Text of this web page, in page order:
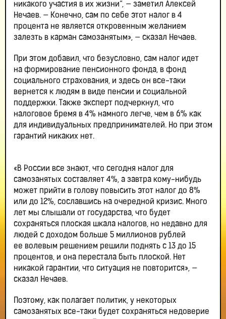
никакого участия в их жизни“, — заметил Алексей
Нечаев. — Конечно, сам по себе этот налог в 4
процента не является откровенным желанием
залезть в карман самозанятым», — сказал Нечаев.
При этом добавил, что безусловно, сам налог идет
на формирование пенсионного фонда, в фонд
социального страхования, и здесь он все-таки
вернется к людям в виде пенсии и социальной
поддержки. Также эксперт подчеркнул, что
налоговое бремя в 4% намного легче, чем в 6% как
для индивидуальных предпринимателей. Но при этом
гарантий никаких нет.
«В России все знают, что сегодня налог для
самозанятых составляет 4%, а завтра кому-нибудь
может прийти в голову повысить этот налог до 8%
или до 12%, сославшись на очередной кризис. Много
лет мы слышали от государства, что будет
сохраняться плоская шкала налогов, но недавно для
людей с доходом больше 5 миллионов рублей
ее волевым решением решили поднять с 13 до 15
процентов, и она перестала быть плоской. Нет
никакой гарантии, что ситуация не повторится», —
сказал Нечаев.
Поэтому, как полагает политик, у некоторых
самозанятых все-таки будет сохраняться недоверие